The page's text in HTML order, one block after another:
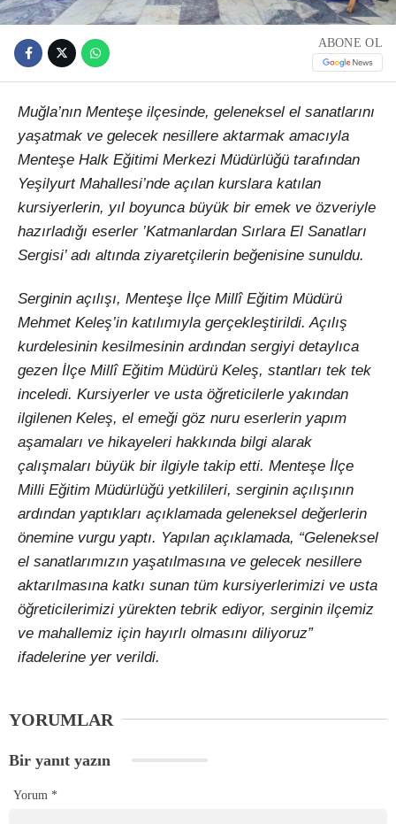
ABONE OL
Muğla’nın Menteşe ilçesinde, geleneksel el sanatlarını
yaşatmak ve gelecek nesillere aktarmak amacıyla
Menteşe Halk Eğitimi Merkezi Müdürlüğü tarafından
Yeşilyurt Mahallesi’nde açılan kurslara katılan
kursiyerlerin, yıl boyunca büyük bir emek ve özveriyle
hazırladığı eserler ’Katmanlardan Sırlara El Sanatları
Sergisi’ adı altında ziyaretçilerin beğenisine sunuldu.
Serginin açılışı, Menteşe İlçe Millî Eğitim Müdürü
Mehmet Keleş’in katılımıyla gerçekleştirildi. Açılış
kurdelesinin kesilmesinin ardından sergiyi detaylıca
gezen İlçe Millî Eğitim Müdürü Keleş, stantları tek tek
inceledi. Kursiyerler ve usta öğreticilerle yakından
ilgilenen Keleş, el emeği göz nuru eserlerin yapım
aşamaları ve hikayeleri hakkında bilgi alarak
çalışmaları büyük bir ilgiyle takip etti. Menteşe İlçe
Milli Eğitim Müdürlüğü yetkilileri, serginin açılışının
ardından yaptıkları açıklamada geleneksel değerlerin
önemine vurgu yaptı. Yapılan açıklamada, “Geleneksel
el sanatlarımızın yaşatılmasına ve gelecek nesillere
aktarılmasına katkı sunan tüm kursiyerlerimizi ve usta
öğreticilerimizi yürekten tebrik ediyor, serginin ilçemiz
ve mahallemiz için hayırlı olmasını diliyoruz”
ifadelerine yer verildi.
YORUMLAR
Bir yanıt yazın
Yorum *